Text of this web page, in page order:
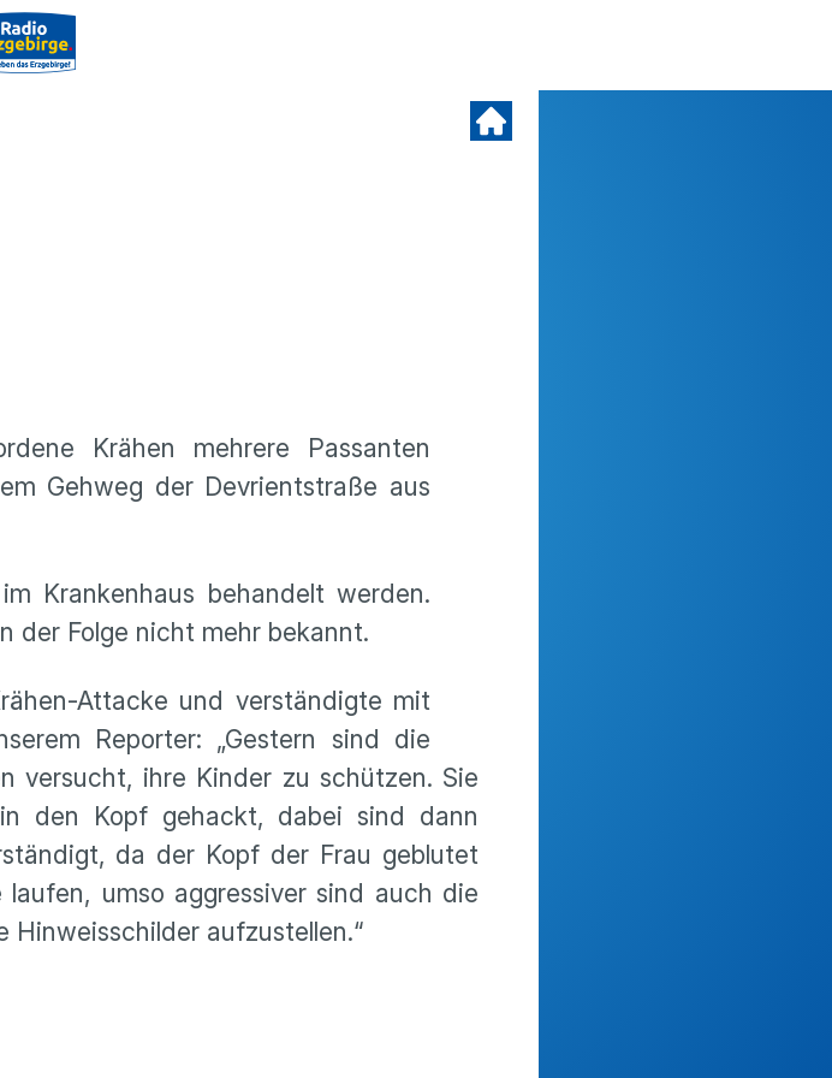
Krähen mehrere Passanten
Gehweg der Devrientstraße aus
Krankenhaus behandelt werden.
der Folge nicht mehr bekannt.
Attacke und verständigte mit
Reporter: „Gestern sind die
versucht, ihre Kinder zu schützen. Sie
den Kopf gehackt, dabei sind dann
da der Kopf der Frau geblutet
umso aggressiver sind auch die
Hinweisschilder aufzustellen.“